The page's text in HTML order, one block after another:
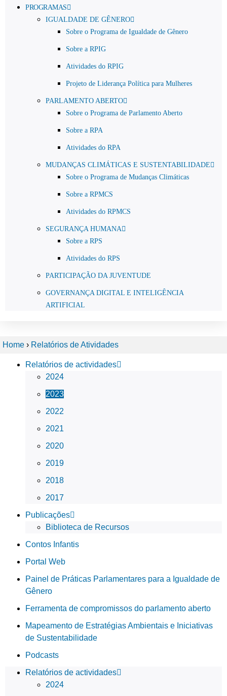
PROGRAMAS
IGUALDADE DE GÊNERO
Sobre o Programa de Igualdade de Gênero
Sobre a RPIG
Atividades do RPIG
Projeto de Liderança Política para Mulheres
PARLAMENTO ABERTO
Sobre o Programa de Parlamento Aberto
Sobre a RPA
Atividades do RPA
MUDANÇAS CLIMÁTICAS E SUSTENTABILIDADE
Sobre o Programa de Mudanças Climáticas
Sobre a RPMCS
Atividades do RPMCS
SEGURANÇA HUMANA
Sobre a RPS
Atividades do RPS
PARTICIPAÇÃO DA JUVENTUDE
GOVERNANÇA DIGITAL E INTELIGÊNCIA
ARTIFICIAL
Home › Relatórios de Atividades
Relatórios de actividades
2024
2023
2022
2021
2020
2019
2018
2017
Publicações
Biblioteca de Recursos
Contos Infantis
Portal Web
Painel de Práticas Parlamentares para a Igualdade de
Gênero
Ferramenta de compromissos do parlamento aberto
Mapeamento de Estratégias Ambientais e Iniciativas
de Sustentabilidade
Podcasts
Relatórios de actividades
2024